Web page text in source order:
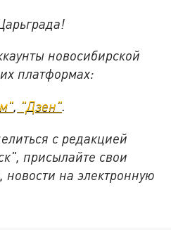
новосибирской
платформах:
, "Дзен".
с редакцией
присылайте свои
на электронную